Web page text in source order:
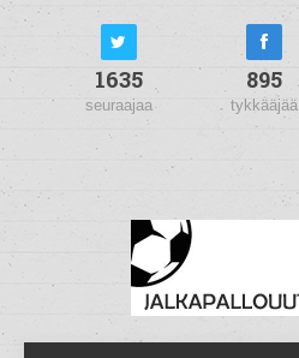
1635
seuraajaa
895
tykkääjää